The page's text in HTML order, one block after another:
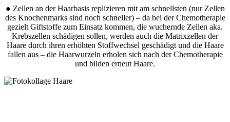
● Zellen an der Haarbasis replizieren mit am schnellsten (nur Zellen
des Knochenmarks sind noch schneller) – da bei der Chemotherapie
gezielt Giftstoffe zum Einsatz kommen, die wuchernde Zellen aka.
Krebszellen schädigen sollen, werden auch die Matrixzellen der
Haare durch ihren erhöhten Stoffwechsel geschädigt und die Haare
fallen aus – die Haarwurzeln erholen sich nach der Chemotherapie
und bilden erneut Haare.